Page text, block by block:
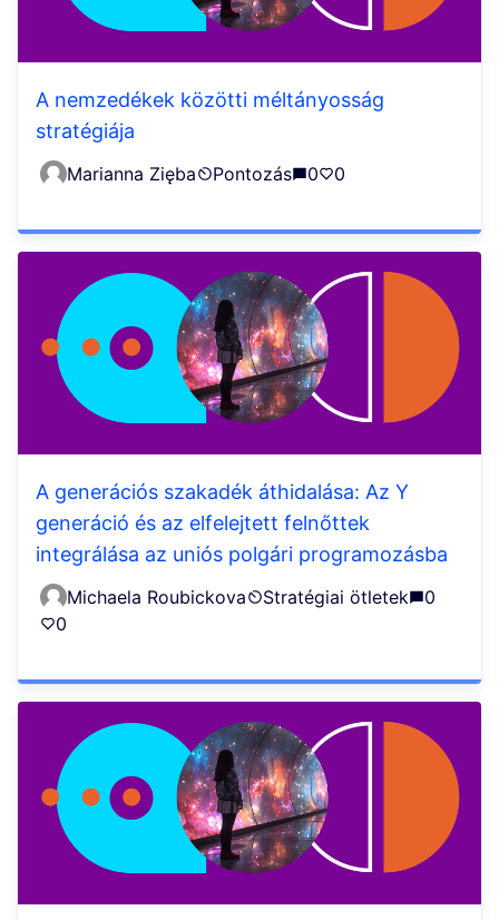
A nemzedékek közötti méltányosság
stratégiája
Marianna Zięba Pontozás 0 0
A generációs szakadék áthidalása: Az Y
generáció és az elfelejtett felnőttek
integrálása az uniós polgári programozásba
Michaela Roubickova Stratégiai ötletek
0
0